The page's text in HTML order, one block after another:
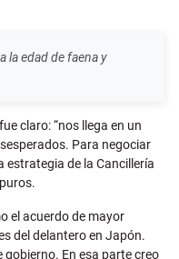
la edad de faena y
claro: “nos llega en un
Para negociar
estrategia de la Cancillería
el acuerdo de mayor
del delantero en Japón.
gobierno. En esa parte creo